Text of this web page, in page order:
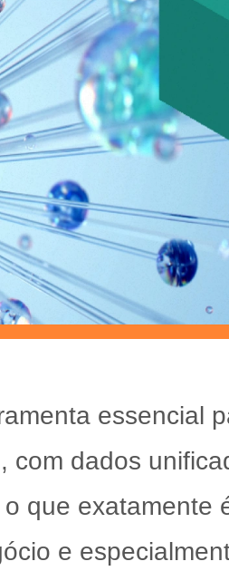
essencial
com dados
que exatamente
e